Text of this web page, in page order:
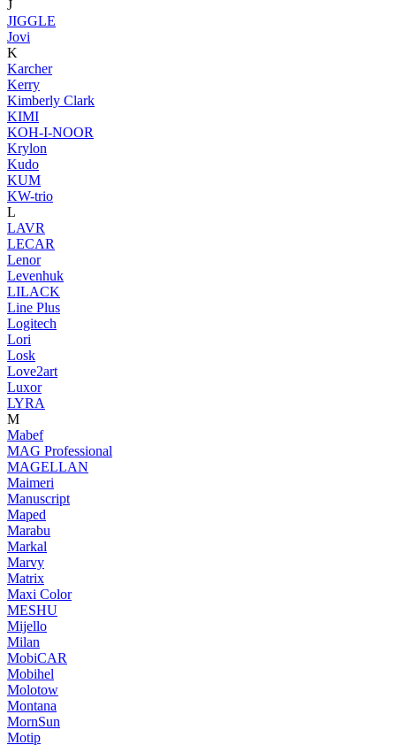
J
JIGGLE
Jovi
K
Karcher
Kerry
Kimberly Clark
KIMI
KOH-I-NOOR
Krylon
Kudo
KUM
KW-trio
L
LAVR
LECAR
Lenor
Levenhuk
LILACK
Line Plus
Logitech
Lori
Losk
Love2art
Luxor
LYRA
M
Mabef
MAG Professional
MAGELLAN
Maimeri
Manuscript
Maped
Marabu
Markal
Marvy
Matrix
Maxi Color
MESHU
Mijello
Milan
MobiCAR
Mobihel
Molotow
Montana
MornSun
Motip